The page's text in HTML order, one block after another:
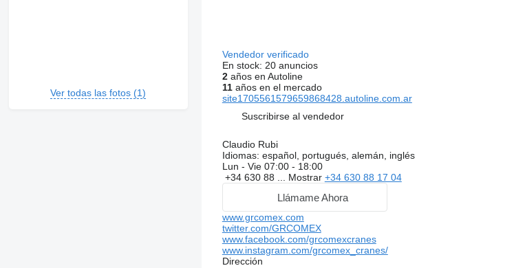
Ver todas las fotos (1)
Vendedor verificado
En stock: 20 anuncios
2años en Autoline
11años en el mercado
site1705561579659868428.autoline.com.ar
Suscribirse al vendedor
Claudio Rubi
Idiomas: español, portugués, alemán, inglés
Lun - Vie 07:00 - 18:00
+34 630 88 ... Mostrar +34 630 88 17 04
Llámame Ahora
www.grcomex.com
twitter.com/GRCOMEX
www.facebook.com/grcomexcranes
www.instagram.com/grcomex_cranes/
Dirección